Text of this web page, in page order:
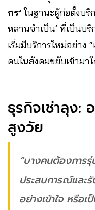
กร’ในฐานะผู้ก่อตั้งบริ
หลานจำเป็น’ ที่เป็นบ
เริ่มมีบริการใหม่อย่าง
คนในสังคมขยับเข้ามา
ธุรกิจเช่าลุง:
สูงวัย
“บางคนต้องการ
ประสบการณ์และ
อย่างเข้าใจ หรือ